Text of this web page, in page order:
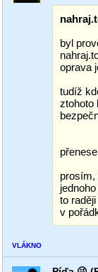
byl
oprava
tudíž
ztohoto
prosím,
to
v
VLÁKNO